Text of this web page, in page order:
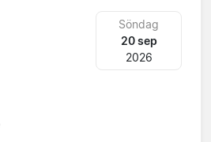
Söndag
20 sep
2026